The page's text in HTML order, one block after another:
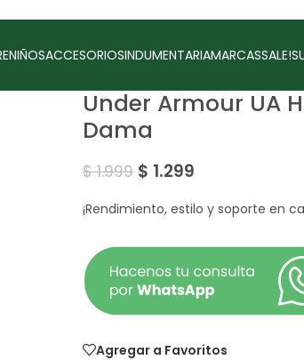
NIÑOSACCESORIOSINDUMENTARIAMARCASSALE!
Under Armour UA
Dama
$1.999 $ 1.299
¡Rendimiento, estilo y soporte en
Agregar a Favoritos